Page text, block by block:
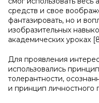
средств и свое
фантазировать, но и
изобразительных
академических уроках
Для проявления
использовались
толерантности,
и принцип личностного